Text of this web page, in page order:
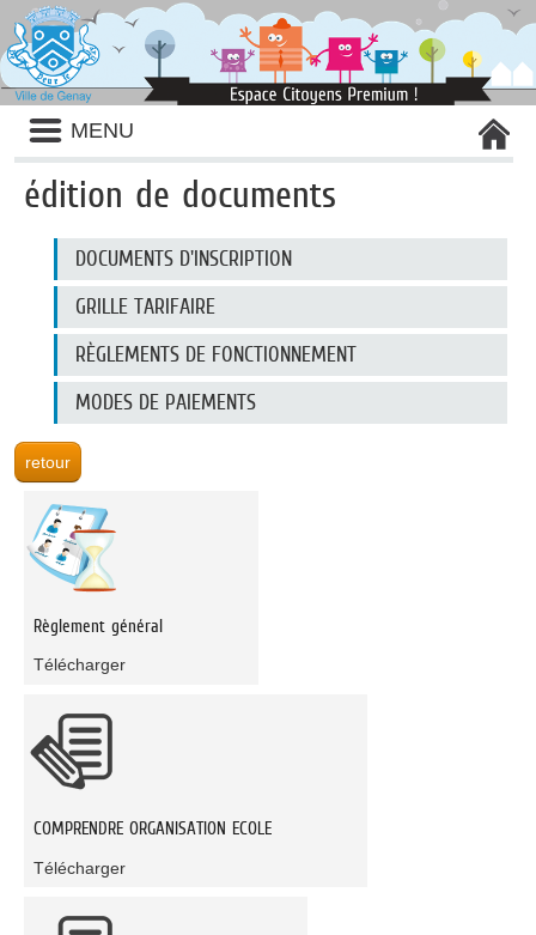
Liste
des
avertissements
MENU
édition de documents
documents
DOCUMENTS D'INSCRIPTION
GRILLE TARIFAIRE
RÈGLEMENTS DE FONCTIONNEMENT
MODES DE PAIEMENTS
Règlement général
Télécharger
COMPRENDRE ORGANISATION ECOLE
Télécharger